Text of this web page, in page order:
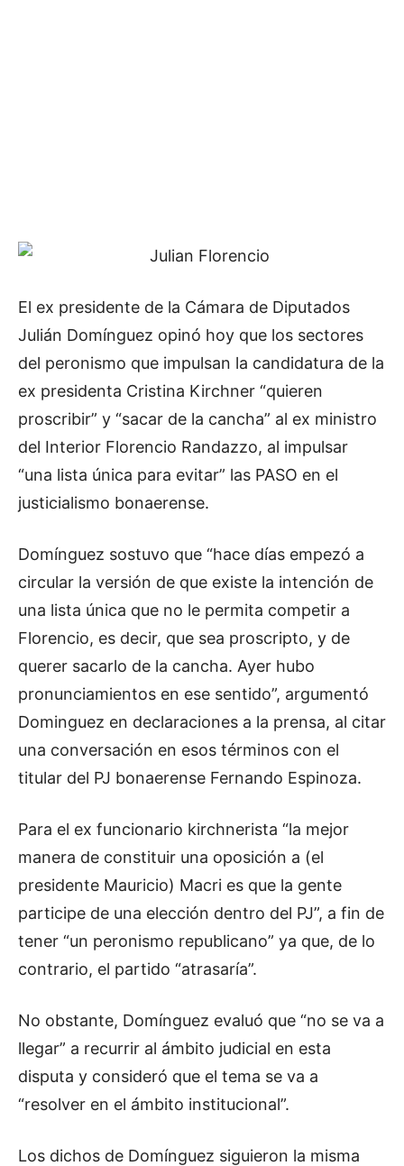
El ex presidente de la Cámara de Diputados
Julián Domínguez opinó hoy que los sectores
del peronismo que impulsan la candidatura de la
ex presidenta Cristina Kirchner “quieren
proscribir” y “sacar de la cancha” al ex ministro
del Interior Florencio Randazzo, al impulsar
“una lista única para evitar” las PASO en el
justicialismo bonaerense.
Domínguez sostuvo que “hace días empezó a
circular la versión de que existe la intención de
una lista única que no le permita competir a
Florencio, es decir, que sea proscripto, y de
querer sacarlo de la cancha. Ayer hubo
pronunciamientos en ese sentido”, argumentó
Dominguez en declaraciones a la prensa, al citar
una conversación en esos términos con el
titular del PJ bonaerense Fernando Espinoza.
Para el ex funcionario kirchnerista “la mejor
manera de constituir una oposición a (el
presidente Mauricio) Macri es que la gente
participe de una elección dentro del PJ”, a fin de
tener “un peronismo republicano” ya que, de lo
contrario, el partido “atrasaría”.
No obstante, Domínguez evaluó que “no se va a
llegar” a recurrir al ámbito judicial en esta
disputa y consideró que el tema se va a
“resolver en el ámbito institucional”.
Los dichos de Domínguez siguieron la misma